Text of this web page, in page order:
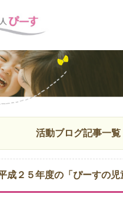
活動ブログ記事一覧
成２５年度の「ぴーすの児